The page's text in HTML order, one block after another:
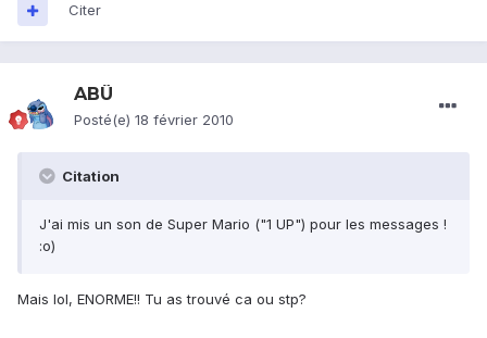
Citer
ABÜ
Posté(e) 18 février 2010
Citation
J'ai mis un son de Super Mario ("1 UP") pour les messages !
:o)
Mais lol, ENORME!! Tu as trouvé ca ou stp?